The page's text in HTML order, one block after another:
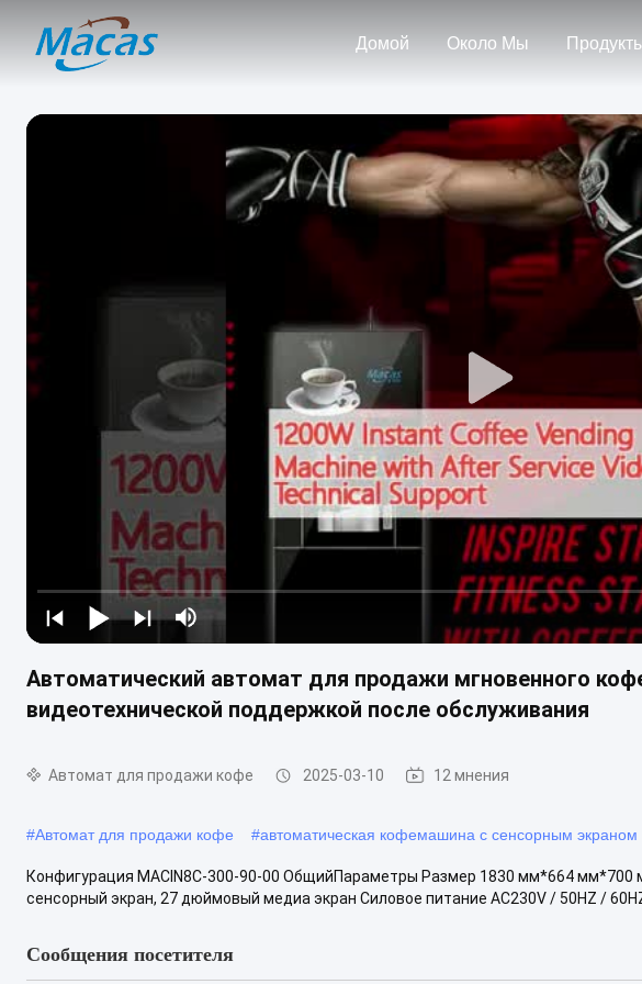
Домой Около Мы
Автоматический автомат для продажи мгновенного
видеотехнической поддержкой после обслуживания
Автомат для продажи кофе 2025-03-10 12 мнения
#Автомат для продажи кофе #автоматическая кофемашина с сенсорным экраном
Конфигурация MACIN8C-300-90-00 ОбщийПараметры Размер 1830 мм*664 мм*700
сенсорный экран, 27 дюймовый медиа экран Силовое питание AC230V / 50HZ /
Сообщения посетителя